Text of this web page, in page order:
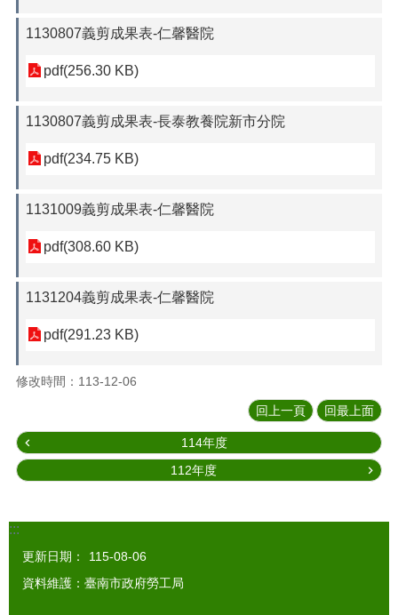
1130807義剪成果表-仁馨醫院
pdf(256.30 KB)
1130807義剪成果表-長泰教養院新市分院
pdf(234.75 KB)
1131009義剪成果表-仁馨醫院
pdf(308.60 KB)
1131204義剪成果表-仁馨醫院
pdf(291.23 KB)
修改時間：113-12-06
回上一頁 回最上面
114年度
112年度
:::
更新日期：
115-08-06
資料維護：臺南市政府勞工局